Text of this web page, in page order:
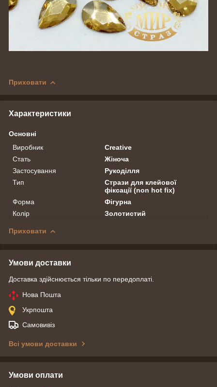
Приховати
Характеристики
Основні
Виробник
Creative
Стать
Жіноча
Застосування
Рукоділля
Тип
Стрази для клейової
фіксації (non hot fix)
Форма
Фігурна
Колір
Золотистий
Приховати
Умови доставки
Доставка здійснюється тільки по передоплаті.
Нова Пошта
Укрпошта
Самовивіз
Всі умови доставки
Умови оплати